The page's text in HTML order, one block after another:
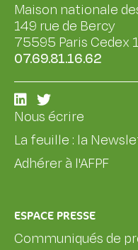
Maison nationale
149 rue de Bercy
75595 Paris Cedex
07.69.81.16.62
Nous écrire
La feuille : la
Adhérer à l'AFPF
ESPACE PRESSE
Communiqués de